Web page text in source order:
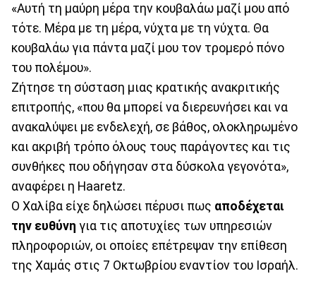
«Αυτή τη μαύρη μέρα την κουβαλάω μαζί μου από
τότε. Μέρα με τη μέρα, νύχτα με τη νύχτα. Θα
κουβαλάω για πάντα μαζί μου τον τρομερό πόνο
του πολέμου».
Ζήτησε τη σύσταση μιας κρατικής ανακριτικής
επιτροπής, «που θα μπορεί να διερευνήσει και να
ανακαλύψει με ενδελεχή, σε βάθος, ολοκληρωμένο
και ακριβή τρόπο όλους τους παράγοντες και τις
συνθήκες που οδήγησαν στα δύσκολα γεγονότα»,
αναφέρει η Haaretz.
Ο Χαλίβα είχε δηλώσει πέρυσι πως αποδέχεται
την ευθύνη για τις αποτυχίες των υπηρεσιών
πληροφοριών, οι οποίες επέτρεψαν την επίθεση
της Χαμάς στις 7 Οκτωβρίου εναντίον του Ισραήλ.